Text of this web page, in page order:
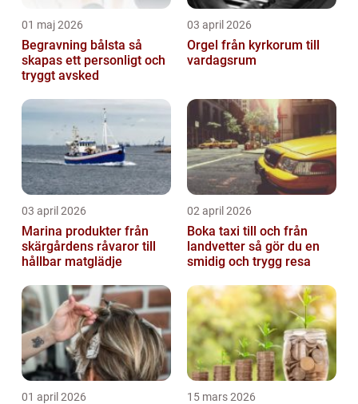
01 maj 2026
Begravning bålsta så
skapas ett personligt och
tryggt avsked
03 april 2026
Orgel från kyrkorum till
vardagsrum
03 april 2026
Marina produkter från
skärgårdens råvaror till
hållbar matglädje
02 april 2026
Boka taxi till och från
landvetter så gör du en
smidig och trygg resa
01 april 2026 15 mars 2026